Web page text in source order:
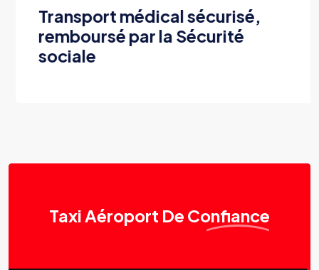
Transport médical sécurisé,
remboursé par la Sécurité
sociale
Taxi Aéroport De Confiance